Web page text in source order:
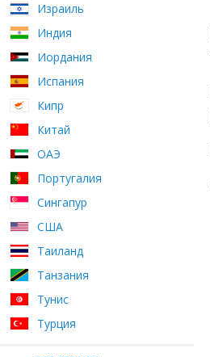
Израиль
Индия
Иордания
Испания
Кипр
Китай
ОАЭ
Португалия
Сингапур
США
Таиланд
Танзания
Тунис
Турция